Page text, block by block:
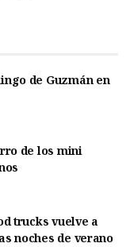
de Guzmán en
de los mini
trucks vuelve a
noches de verano